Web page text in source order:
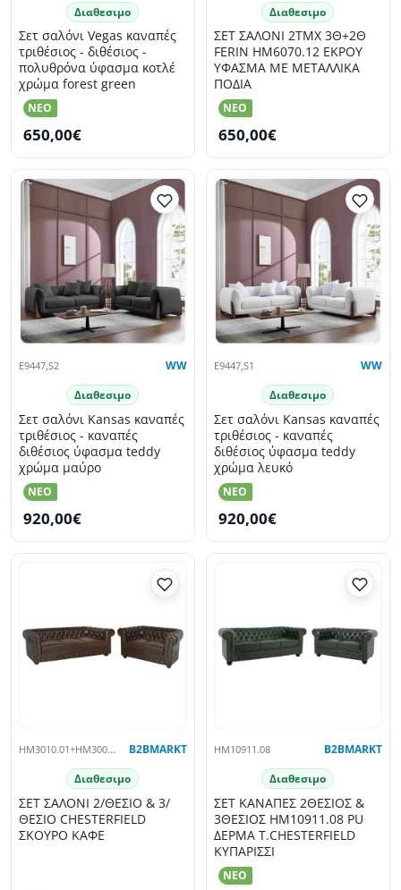
NEO
Διαθεσιμο
Σετ σαλόνι Vegas καναπές
τριθέσιος - διθέσιος -
πολυθρόνα ύφασμα κοτλέ
χρώμα forest green
650,00€
NEO
Διαθεσιμο
ΣΕΤ ΣΑΛΟΝΙ 2ΤΜΧ 3Θ+2Θ
FERIN HM6070.12 ΕΚΡΟΥ
ΥΦΑΣΜΑ ΜΕ ΜΕΤΑΛΛΙΚΑ
ΠΟΔΙΑ
650,00€
NEO
E9447,S2 WW
Διαθεσιμο
Σετ σαλόνι Kansas καναπές
τριθέσιος - καναπές
διθέσιος ύφασμα teddy
χρώμα μαύρο
920,00€
NEO
E9447,S1 WW
Διαθεσιμο
Σετ σαλόνι Kansas καναπές
τριθέσιος - καναπές
διθέσιος ύφασμα teddy
χρώμα λευκό
920,00€
HM3010.01+HM3009.01 KAΦE B2BMARKT
Διαθεσιμο
ΣΕΤ ΣΑΛΟΝΙ 2/ΘΕΣΙΟ & 3/
ΘΕΣΙΟ CHESTERFIELD
ΣΚΟΥΡΟ ΚΑΦΕ
NEO
HM10911.08 B2BMARKT
Διαθεσιμο
ΣΕΤ ΚΑΝΑΠΕΣ 2ΘΕΣΙΟΣ &
3ΘΕΣΙΟΣ HM10911.08 PU
ΔΕΡΜΑ Τ.CHESTERFIELD
ΚΥΠΑΡΙΣΣΙ